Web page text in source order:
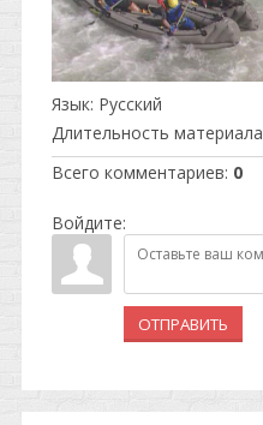
Язык: Русский
Длительность материала
Всего комментариев: 0
Войдите:
ОТПРАВИТЬ